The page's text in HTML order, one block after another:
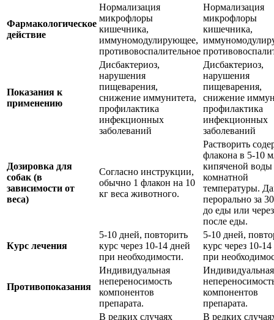
Фармакологическое
действие
Нормализация
микрофлоры
кишечника,
иммуномодулирующее,
противовоспалительное
Нормализация
микрофлоры
кишечника,
Показания к
применению
Дисбактериоз,
нарушения
пищеварения,
снижение иммунитета,
профилактика
инфекционных
заболеваний
Дисбактериоз,
нарушения
пищеварения,
снижение
профилактика
инфекционных
заболеваний
Дозировка для
собак (в
зависимости от
веса)
Согласно инструкции,
обычно 1 флакон на 10
кг веса животного.
Растворить
флакона в 5-10
кипяченой воды
комнатной
температуры.
перорально за
до еды или
после еды.
Курс лечения
5-10 дней, повторить
курс через 10-14 дней
при необходимости.
5-10 дней,
курс через 10-
при
Противопоказания
Индивидуальная
непереносимость
компонентов
препарата.
Индивидуальная
компонентов
препарата.
В редких случаях
В редких